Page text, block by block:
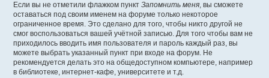
Если вы не отметили флажком пункт Запомнить меня, вы сможете
оставаться под своим именем на форуме только некоторое
ограниченное время. Это сделано для того, чтобы никто другой не
смог воспользоваться вашей учётной записью. Для того чтобы вам не
приходилось вводить имя пользователя и пароль каждый раз, вы
можете выбрать указанный пункт при входе на форум. Не
рекомендуется делать это на общедоступном компьютере, например
в библиотеке, интернет-кафе, университете и т.д.